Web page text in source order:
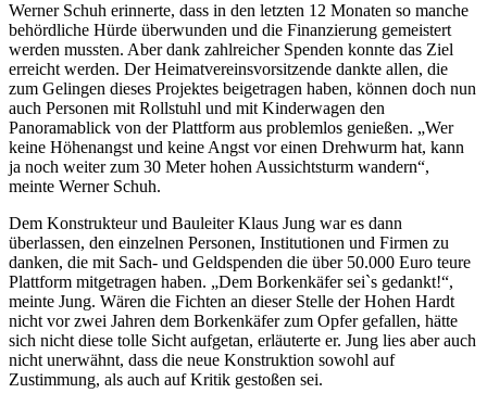
Werner Schuh erinnerte, dass in den letzten 12 Monaten so manche
behördliche Hürde überwunden und die Finanzierung gemeistert
werden mussten. Aber dank zahlreicher Spenden konnte das Ziel
erreicht werden. Der Heimatvereinsvorsitzende dankte allen, die
zum Gelingen dieses Projektes beigetragen haben, können doch nun
auch Personen mit Rollstuhl und mit Kinderwagen den
Panoramablick von der Plattform aus problemlos genießen. „Wer
keine Höhenangst und keine Angst vor einen Drehwurm hat, kann
ja noch weiter zum 30 Meter hohen Aussichtsturm wandern“,
meinte Werner Schuh.
Dem Konstrukteur und Bauleiter Klaus Jung war es dann
überlassen, den einzelnen Personen, Institutionen und Firmen zu
danken, die mit Sach- und Geldspenden die über 50.000 Euro teure
Plattform mitgetragen haben. „Dem Borkenkäfer sei`s gedankt!“,
meinte Jung. Wären die Fichten an dieser Stelle der Hohen Hardt
nicht vor zwei Jahren dem Borkenkäfer zum Opfer gefallen, hätte
sich nicht diese tolle Sicht aufgetan, erläuterte er. Jung lies aber auch
nicht unerwähnt, dass die neue Konstruktion sowohl auf
Zustimmung, als auch auf Kritik gestoßen sei.